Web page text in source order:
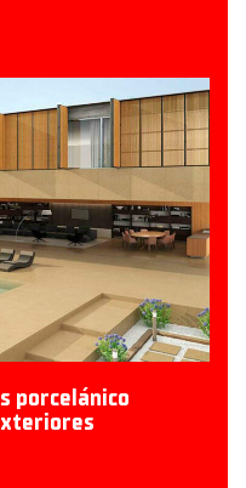
porcelánico